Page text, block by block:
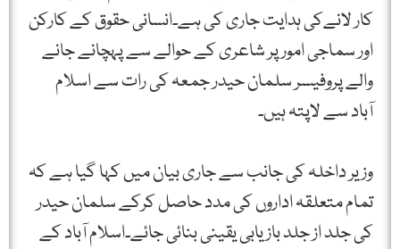
کار لانےکی ہدایت جاری کی ہے۔انسانی حقوق کے کارکن
اور سماجی امور پر شاعری کے حوالے سے پہچانے جانے
والے پروفیسر سلمان حیدر جمعہ کی رات سے اسلام
آباد سے لاپتہ ہیں۔
وزیر داخلہ کی جانب سے جاری بیان میں کہا گیا ہے کہ
تمام متعلقہ اداروں کی مدد حاصل کرکے سلمان حیدر
کی جلد از جلد بازیابی یقینی بنائی جائے۔اسلام آباد کے